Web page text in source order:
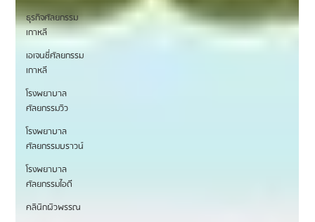
ธุรกิจศัลยกรรม
เกาหลี
เอเจนซี่ศัลยกรรม
เกาหลี
โรงพยาบาล
ศัลยกรรมวิว
โรงพยาบาล
ศัลยกรรมบราวน์
โรงพยาบาล
ศัลยกรรมไอดี
คลินิกผิวพรรณ